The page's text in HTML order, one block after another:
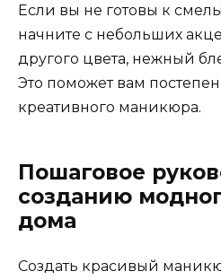
Если вы не готовы к
начните с небольших
другого цвета, нежный
Это поможет вам
креативного маникюра.
Пошаговое
созданию
дома
Создать красивый